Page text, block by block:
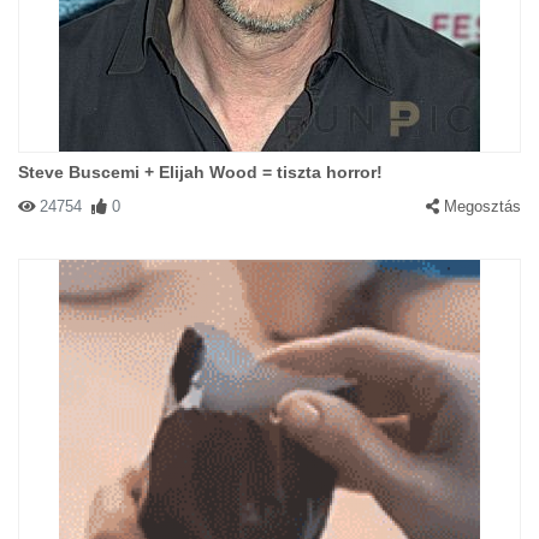
Steve Buscemi + Elijah Wood = tiszta horror!
24754 0 Megosztás